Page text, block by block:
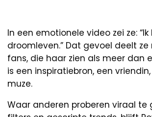
In een emotionele video zei ze:
droomleven.” Dat gevoel deelt
fans, die haar zien als meer dan
is een inspiratiebron, een
muze.
Waar anderen proberen viraal te